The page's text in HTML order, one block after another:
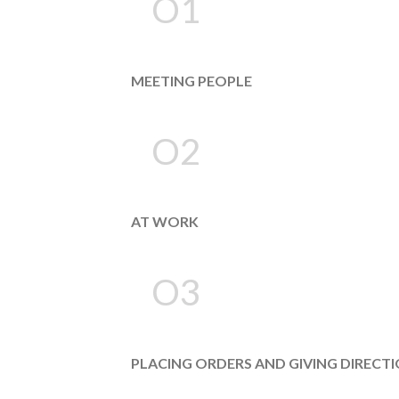
O1
MEETING PEOPLE
O2
AT WORK
O3
PLACING ORDERS AND GIVING